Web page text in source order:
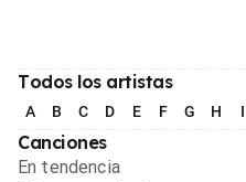
Todos los artistas
A B C D E F G H I
Canciones
En tendencia